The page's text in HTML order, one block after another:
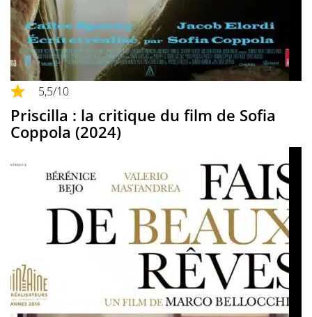
5,5/10
Priscilla : la critique du film de Sofia
Coppola (2024)